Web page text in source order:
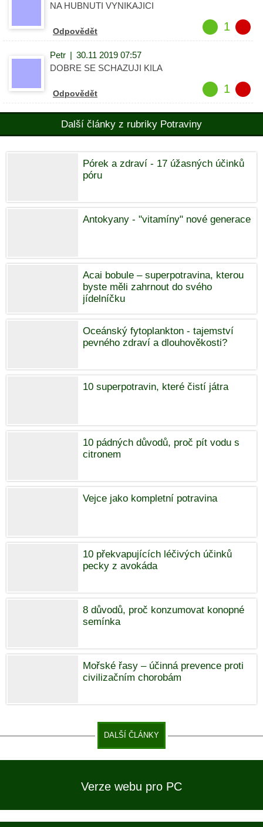
NA HUBNUTI VYNIKAJICI
Odpovědět 1
Petr | 30.11 2019 07:57
DOBRE SE SCHAZUJI KILA
Odpovědět 1
Další články z rubriky Potraviny
Pórek a zdraví - 17 úžasných účinků
póru
Antokyany - "vitamíny" nové generace
Acai bobule – superpotravina, kterou
byste měli zahrnout do svého
jídelníčku
Oceánský fytoplankton - tajemství
pevného zdraví a dlouhověkosti?
10 superpotravin, které čistí játra
10 pádných důvodů, proč pít vodu s
citronem
Vejce jako kompletní potravina
10 překvapujících léčivých účinků
pecky z avokáda
8 důvodů, proč konzumovat konopné
semínka
Mořské řasy – účinná prevence proti
civilizačním chorobám
DALŠÍ ČLÁNKY
Verze webu pro PC